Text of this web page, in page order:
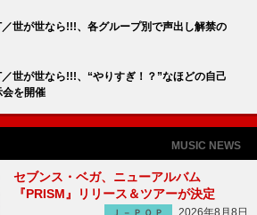
世が世なら!!!、各グループ別で声出し解禁の
世が世なら!!!、“やりすぎ！？”なほどの自己
会を開催
MUSIC NEWS
セブンス・ベガ、ニューアルバム
『PRISM』リリース＆ツアーが決定
Ｊ－ＰＯＰ 2026年8月8日